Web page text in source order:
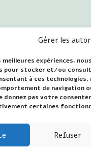
Gérer les
expériences,
pour stocker et/ou
à ces
de navigation
donnez pas votre
certaines
Refuser